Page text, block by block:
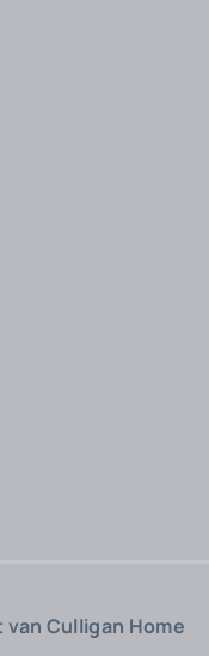
Culligan Home